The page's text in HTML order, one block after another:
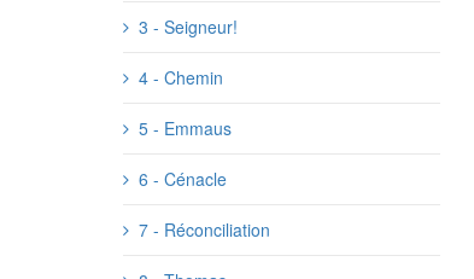
3 - Seigneur!
4 - Chemin
5 - Emmaus
6 - Cénacle
7 - Réconciliation